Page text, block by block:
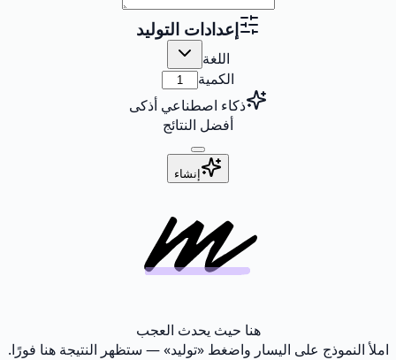
إعدادات التوليد
اللغة
الكمية
ذكاء اصطناعي أذكى
أفضل النتائج
إنشاء
هنا حيث يحدث العجب
املأ النموذج على اليسار واضغط «توليد» — ستظهر النتيجة هنا فورًا.